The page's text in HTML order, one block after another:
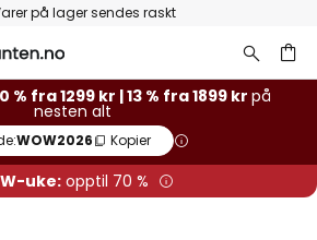
på lager sendes raskt
fra 1299 kr | 13 % fra 1899 krpå
nesten alt
WOW2026 Kopier
uke: opptil 70 %